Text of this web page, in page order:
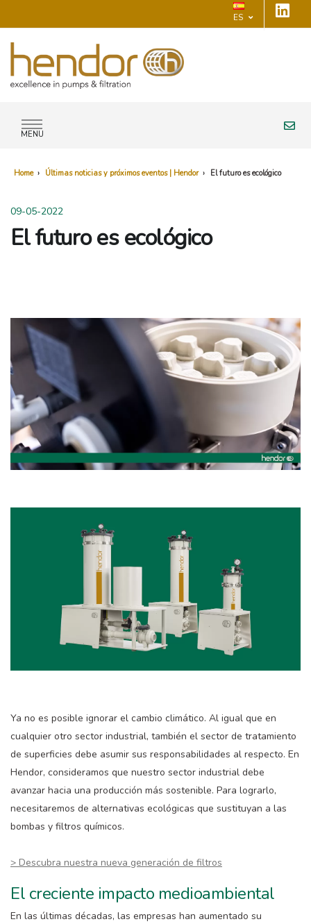
ES
MENU
Home › Últimas noticias y próximos eventos | Hendor › El futuro es ecológico
09-05-2022
El futuro es ecológico
Ya no es posible ignorar el cambio climático. Al igual que en
cualquier otro sector industrial, también el sector de tratamiento
de superficies debe asumir sus responsabilidades al respecto. En
Hendor, consideramos que nuestro sector industrial debe
avanzar hacia una producción más sostenible. Para lograrlo,
necesitaremos de alternativas ecológicas que sustituyan a las
bombas y filtros químicos.
> Descubra nuestra nueva generación de filtros
El creciente impacto medioambiental
En las últimas décadas, las empresas han aumentado su